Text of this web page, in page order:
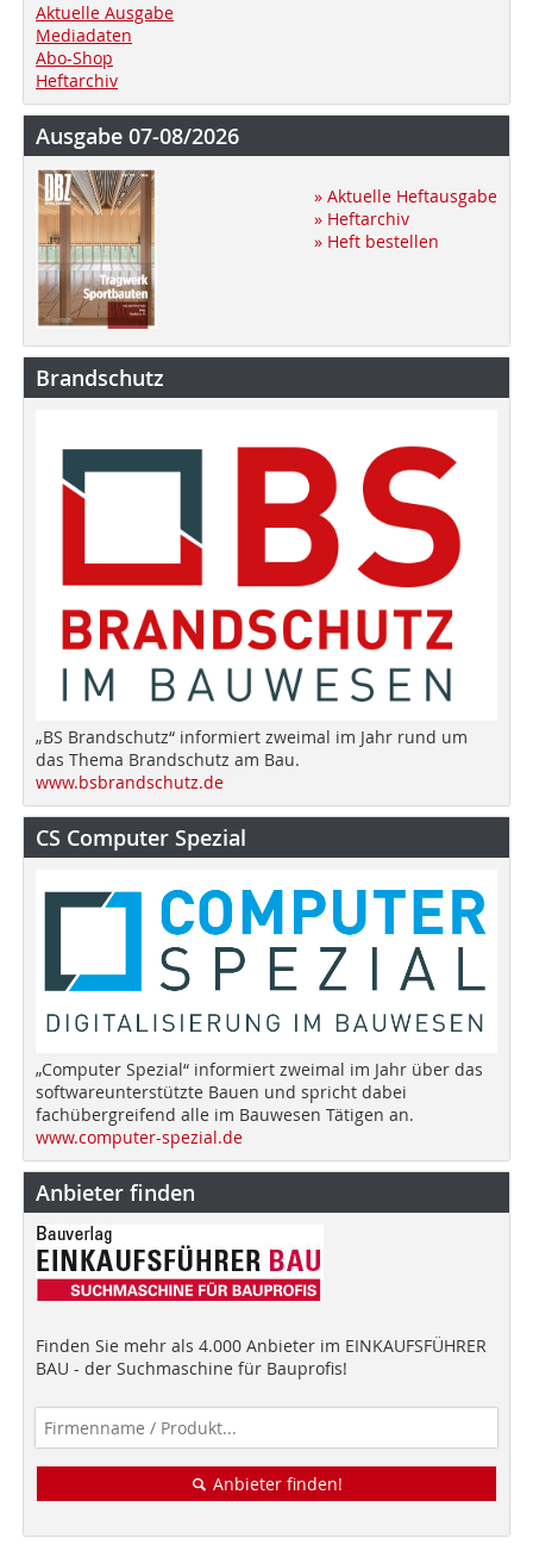
Aktuelle Ausgabe
Mediadaten
Abo-Shop
Heftarchiv
Ausgabe 07-08/2026
» Aktuelle Heftausgabe
» Heftarchiv
» Heft bestellen
Brandschutz
„BS Brandschutz“ informiert zweimal im Jahr rund um
das Thema Brandschutz am Bau.
www.bsbrandschutz.de
CS Computer Spezial
„Computer Spezial“ informiert zweimal im Jahr über das
softwareunterstützte Bauen und spricht dabei
fachübergreifend alle im Bauwesen Tätigen an.
www.computer-spezial.de
Anbieter finden
Finden Sie mehr als 4.000 Anbieter im EINKAUFSFÜHRER
BAU - der Suchmaschine für Bauprofis!
Anbieter finden!